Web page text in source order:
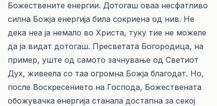
Божествените енергии. Дотогаш оваа несфатливо
силна Божја енергија била сокриена од нив. Не
дека неа ја немало во Христа, туку тие не можеле
да ја видат дотогаш. Пресветата Богородица, на
пример, уште од самото зачнување од Светиот
Дух, живеела со таа огромна Божја благодат. Но,
после Воскресението на Господа, Божествената
обожувачка енергија станала достапна за секој